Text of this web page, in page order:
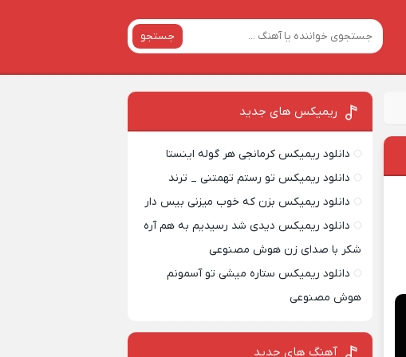
جستجو
ریمیکس‌ های جدید
دانلود ریمیکس کرمانجی هر گوله اینستا
دانلود ریمیکس تو رستم تهمتنی _ ترند
دانلود ریمیکس بزن که خوب میزنی بیس دار
دانلود ریمیکس دیدی شد رسیدیم به هم آره
شکر با صدای زن هوش مصنوعی
دانلود ریمیکس ستاره میشی تو آسمونم
هوش مصنوعی
آهنگ های جدید